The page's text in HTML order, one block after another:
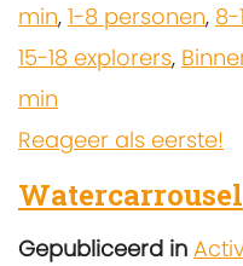
min, 1-8 personen, 8-
15-18 explorers,
min
Reageer als eerste!
Watercarrousel
Gepubliceerd in